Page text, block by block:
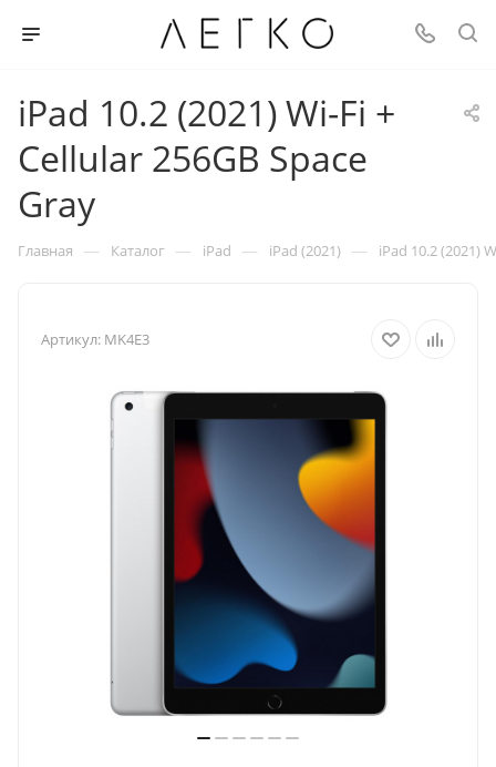
iPad 10.2 (2021) Wi-Fi +
Cellular 256GB Space
Gray
Главная — Каталог — iPad — iPad (2021) — iPad 10.2 (2021)
Артикул: MK4E3